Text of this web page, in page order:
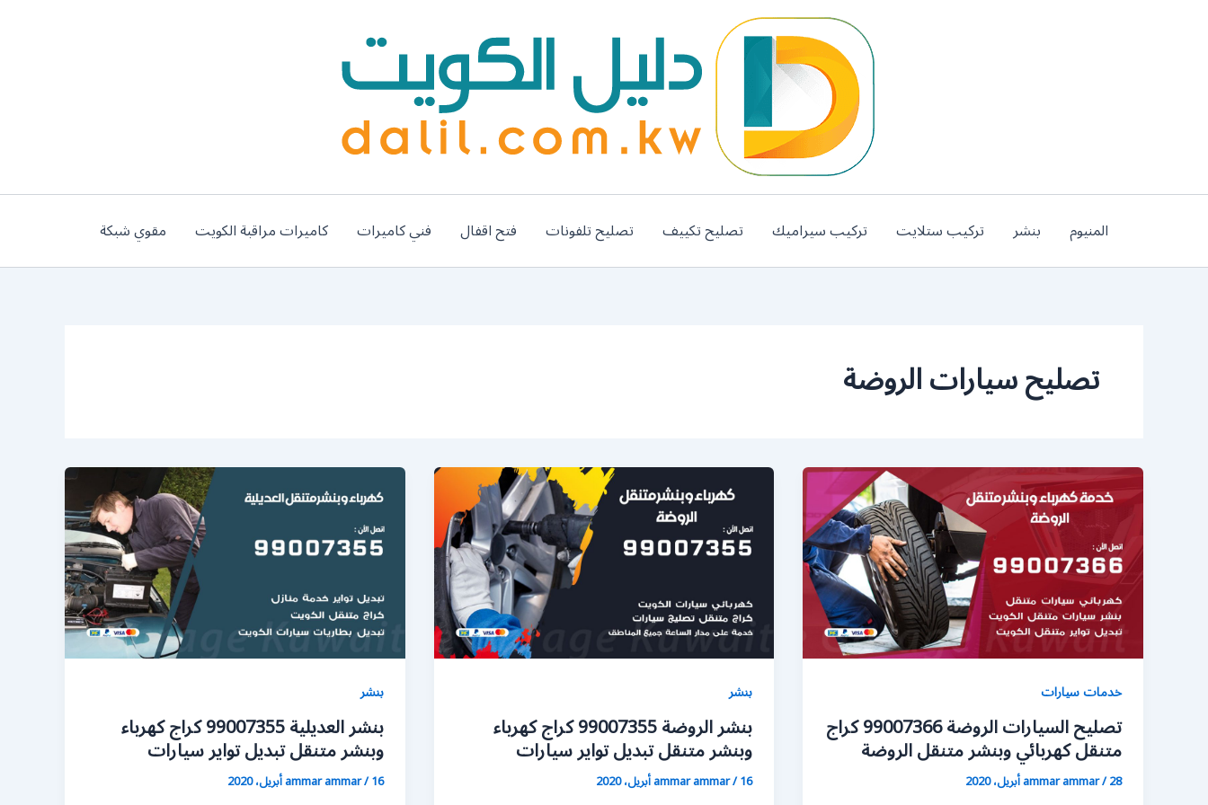
المنيوم بنشر تركيب ستلايت تركيب سيراميك تصليح تكييف تصليح تلفونات فتح اقفال فني كاميرات كاميرات مراقبة الكويت مقوي شبكة
تصليح سيارات الروضة
خدمات سيارات
تصليح السيارات الروضة 99007366 كراج
متنقل كهربائي وبنشر متنقل الروضة
ammar ammar/28 أبريل، 2020
بنشر
بنشر الروضة 99007355 كراج كهرباء
وبنشر متنقل تبديل تواير سيارات
ammar ammar/16 أبريل، 2020
بنشر
بنشر العديلية 99007355 كراج كهرباء
وبنشر متنقل تبديل تواير سيارات
ammar ammar/16 أبريل، 2020